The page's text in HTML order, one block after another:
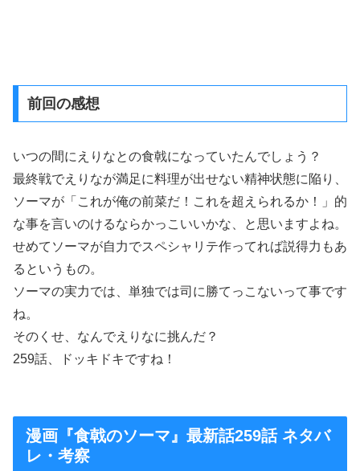
前回の感想
いつの間にえりなとの食戟になっていたんでしょう？
最終戦でえりなが満足に料理が出せない精神状態に陥り、
ソーマが「これが俺の前菜だ！これを超えられるか！」的
な事を言いのけるならかっこいいかな、と思いますよね。
せめてソーマが自力でスペシャリテ作ってれば説得力もあ
るというもの。
ソーマの実力では、単独では司に勝てっこないって事です
ね。
そのくせ、なんでえりなに挑んだ？
259話、ドッキドキですね！
漫画『食戟のソーマ』最新話259話 ネタバ
レ・考察